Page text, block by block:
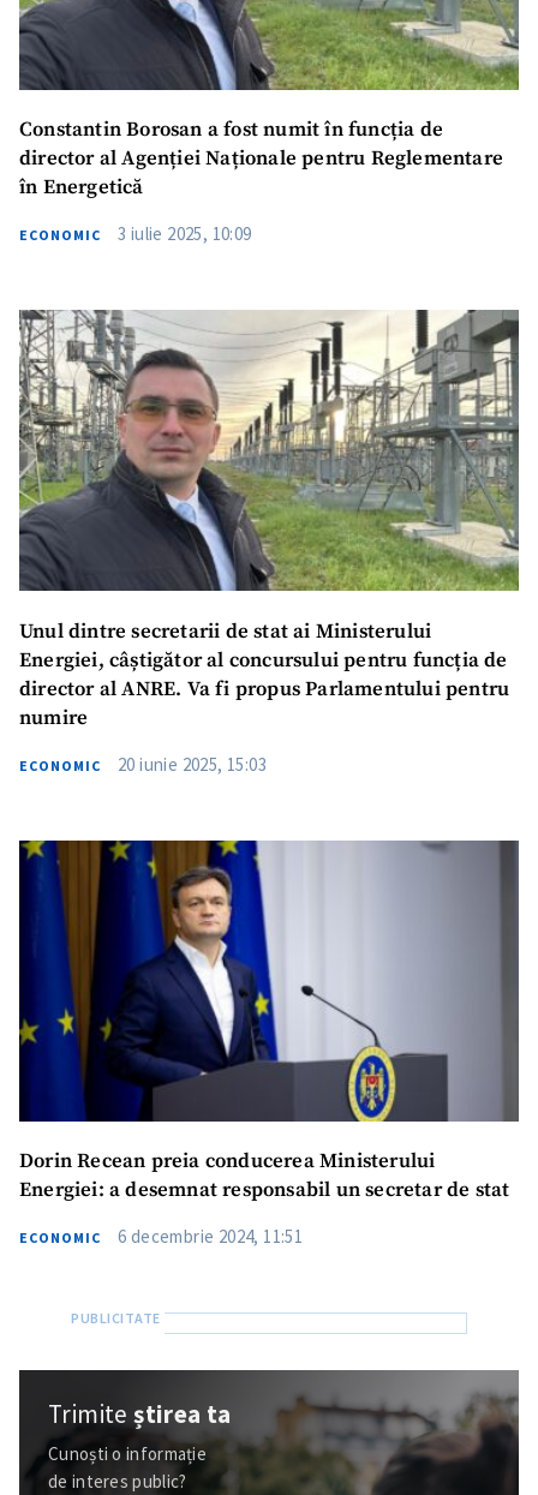
Constantin Borosan a fost numit în funcția de
director al Agenției Naționale pentru Reglementare
în Energetică
ECONOMIC 3 iulie 2025, 10:09
Unul dintre secretarii de stat ai Ministerului
Energiei, câștigător al concursului pentru funcția de
director al ANRE. Va fi propus Parlamentului pentru
numire
ECONOMIC 20 iunie 2025, 15:03
Dorin Recean preia conducerea Ministerului
Energiei: a desemnat responsabil un secretar de stat
ECONOMIC 6 decembrie 2024, 11:51
Trimiteștirea ta
Cunoști o informație
de interes public?